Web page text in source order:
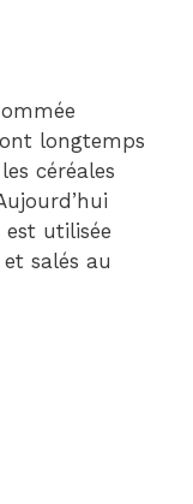
longtemps
céréales
est utilisée
salés au